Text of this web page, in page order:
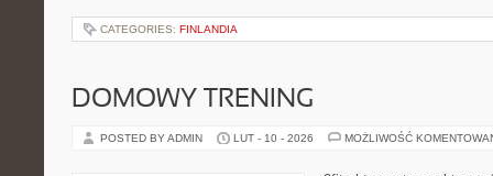
CATEGORIES: FINLANDIA
DOMOWY TRENING
POSTED BY ADMIN LUT - 10 - 2026 MOŻLIWOŚĆ